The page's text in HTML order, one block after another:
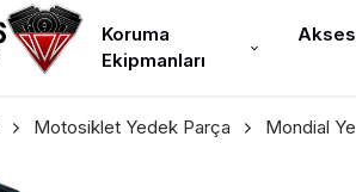
Koruma
Ekipmanları
Motosiklet Yedek Parça Mondial